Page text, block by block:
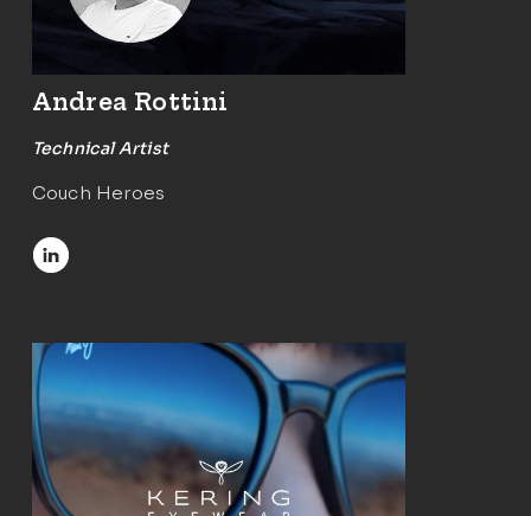
Andrea Rottini
Technical Artist
Couch Heroes